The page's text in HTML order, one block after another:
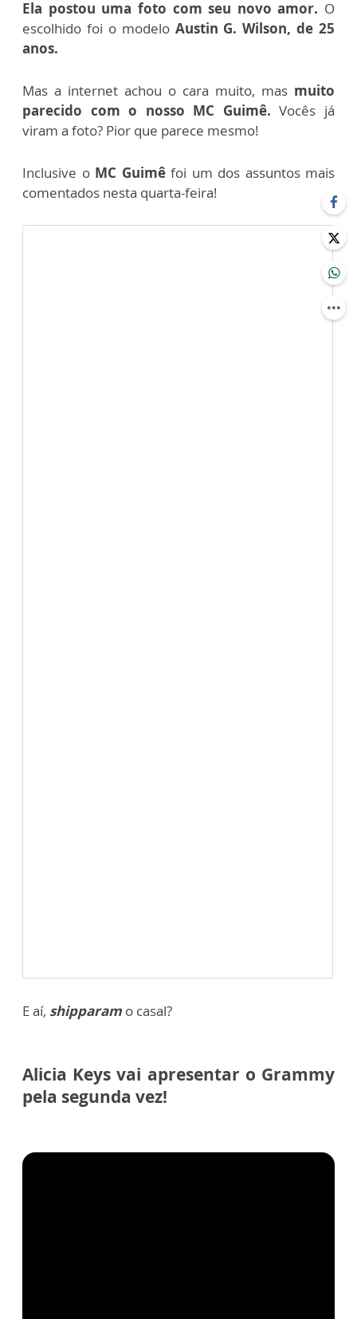
Ela postou uma foto com seu novo amor. O
escolhido foi o modelo Austin G. Wilson, de 25
anos.
Mas a internet achou o cara muito, mas muito
parecido com o nosso MC Guimê. Vocês já
viram a foto? Pior que parece mesmo!
Inclusive o MC Guimêfoi um dos assuntos mais
comentados nesta quarta-feira!
E aí, shipparam o casal?
Alicia Keys vai apresentar o Grammy
pela segunda vez!